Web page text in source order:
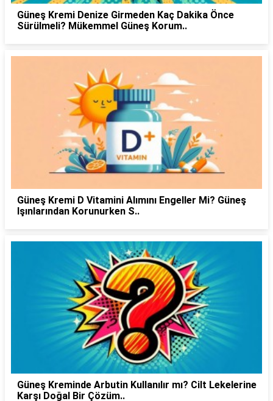
Güneş Kremi Denize Girmeden Kaç Dakika Önce
Sürülmeli? Mükemmel Güneş Korum..
Güneş Kremi D Vitamini Alımını Engeller Mi? Güneş
Işınlarından Korunurken S..
Güneş Kreminde Arbutin Kullanılır mı? Cilt Lekelerine
Karşı Doğal Bir Çözüm..